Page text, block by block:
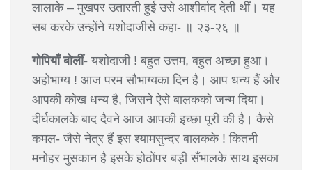
लालाके – मुखपर उतारती हुई उसे आशीर्वाद देती थीं। यह
सब करके उन्होंने यशोदाजीसे कहा- ॥ २३-२६ ॥
गोपियाँ बोलीं- यशोदाजी ! बहुत उत्तम, बहुत अच्छा हुआ।
अहोभाग्य ! आज परम सौभाग्यका दिन है। आप धन्य हैं और
आपकी कोख धन्य है, जिसने ऐसे बालकको जन्म दिया।
दीर्घकालके बाद दैवने आज आपकी इच्छा पूरी की है। कैसे
कमल- जैसे नेत्र हैं इस श्यामसुन्दर बालकके ! कितनी
मनोहर मुसकान है इसके होठोंपर बड़ी सँभालके साथ इसका